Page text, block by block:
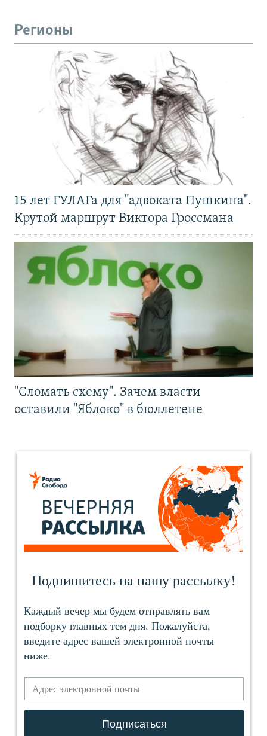
Регионы
15 лет ГУЛАГа для "адвоката Пушкина".
Крутой маршрут Виктора Гроссмана
"Сломать схему". Зачем власти
оставили "Яблоко" в бюллетене